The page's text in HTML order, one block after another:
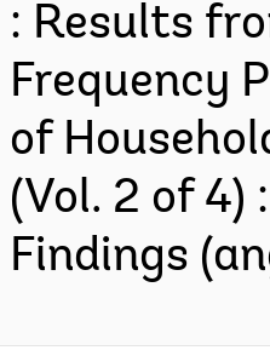
: Results
Frequency
of
(Vol. 2 of 4)
Findings